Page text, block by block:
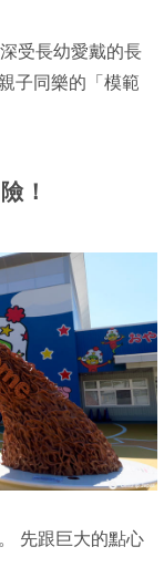
受長幼愛戴的長
子同樂的「模範
！
先跟巨大的點心